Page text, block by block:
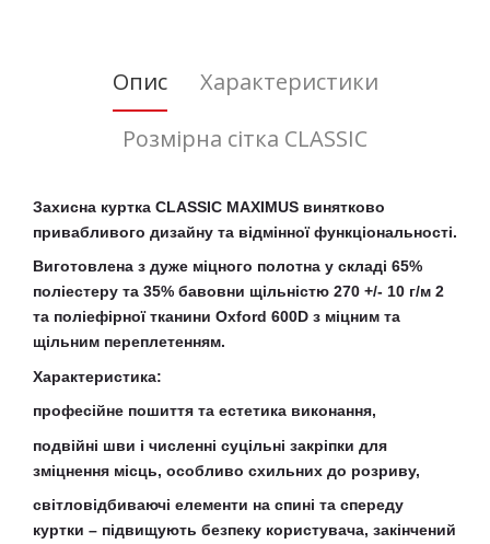
Опис
Характеристики
Розмірна сітка CLASSIC
Захисна куртка CLASSIC MAXIMUS винятково
привабливого дизайну та відмінної функціональності.
Виготовлена ​​з дуже міцного полотна у складі 65%
поліестеру та 35% бавовни щільністю 270 +/- 10 г/м 2
та поліефірної тканини Oxford 600D з міцним та
щільним переплетенням.
Характеристика:
професійне пошиття та естетика виконання,
подвійні шви і численні суцільні закріпки для
зміцнення місць, особливо схильних до розриву,
світловідбиваючі елементи на спині та спереду
куртки – підвищують безпеку користувача, закінчений